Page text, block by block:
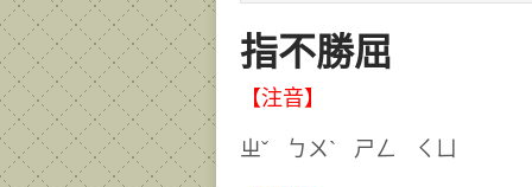
指不勝屈
【注音】
ㄓˇ ㄅㄨˋ ㄕㄥ ㄑㄩ